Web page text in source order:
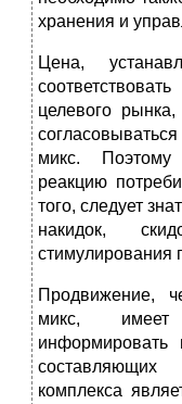
хранения и
Цена,
целевого
микс. Поэтому
реакцию
того, следует
накидок,
стимулирования
Продвижение,
микс, имеет
информировать
составляющих
комплекса